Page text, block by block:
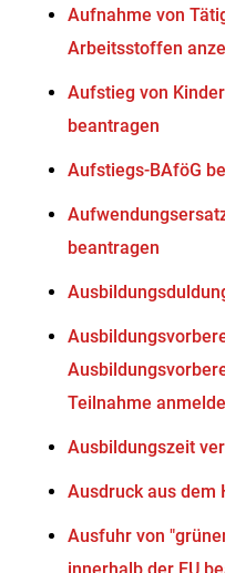
Aufnahme von
Arbeitsstoffen
Aufstieg von
beantragen
Aufstiegs-BAföG
beantragen
Teilnahme
Ausbildungszeit
Ausdruck aus dem
Ausfuhr von